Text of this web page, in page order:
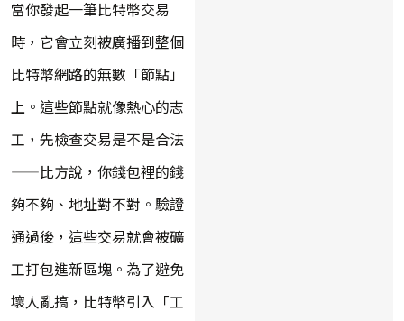
當你發起一筆比特幣交易
時，它會立刻被廣播到整個
比特幣網路的無數「節點」
上。這些節點就像熱心的志
工，先檢查交易是不是合法
——比方說，你錢包裡的錢
夠不夠、地址對不對。驗證
通過後，這些交易就會被礦
工打包進新區塊。為了避免
壞人亂搞，比特幣引入「工